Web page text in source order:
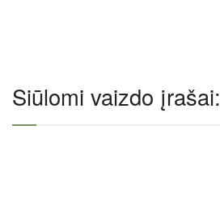
Siūlomi vaizdo įrašai: